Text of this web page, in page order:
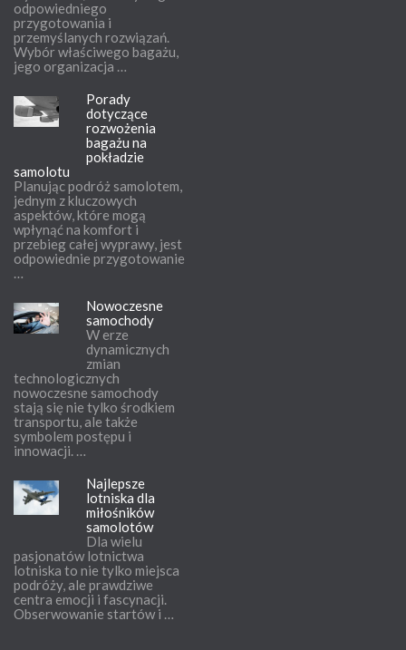
odpowiedniego
przygotowania i
przemyślanych rozwiązań.
Wybór właściwego bagażu,
jego organizacja …
Porady
dotyczące
rozwożenia
bagażu na
pokładzie
samolotu
Planując podróż samolotem,
jednym z kluczowych
aspektów, które mogą
wpłynąć na komfort i
przebieg całej wyprawy, jest
odpowiednie przygotowanie
…
Nowoczesne
samochody
W erze
dynamicznych
zmian
technologicznych
nowoczesne samochody
stają się nie tylko środkiem
transportu, ale także
symbolem postępu i
innowacji. …
Najlepsze
lotniska dla
miłośników
samolotów
Dla wielu
pasjonatów lotnictwa
lotniska to nie tylko miejsca
podróży, ale prawdziwe
centra emocji i fascynacji.
Obserwowanie startów i …